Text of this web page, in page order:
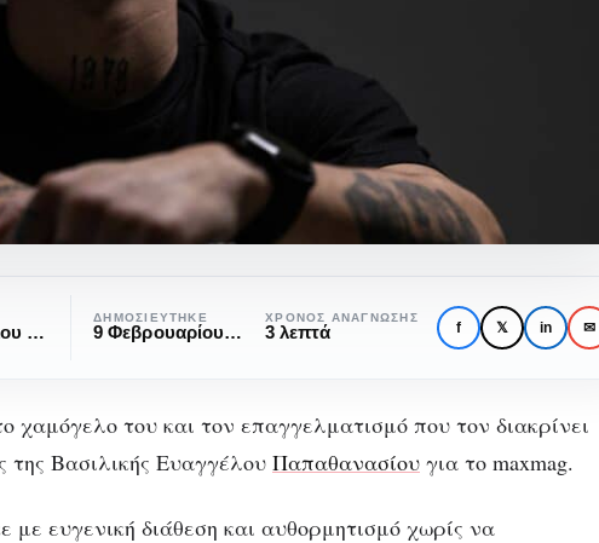
Βασιλική Ευαγγέλου Παπαθανασίου
ΔΗΜΟΣΙΕΎΤΗΚΕ
9 Φεβρουαρίου, 2023
ΧΡΌΝΟΣ ΑΝΆΓΝΩΣΗΣ
3 λεπτά f 𝕏 in ✉
του και τον επαγγελματισμό που τον διακρίνει
της Βασιλικής Ευαγγέλου Παπαθανασίου για το maxmag.
με ευγενική διάθεση και αυθορμητισμό χωρίς να